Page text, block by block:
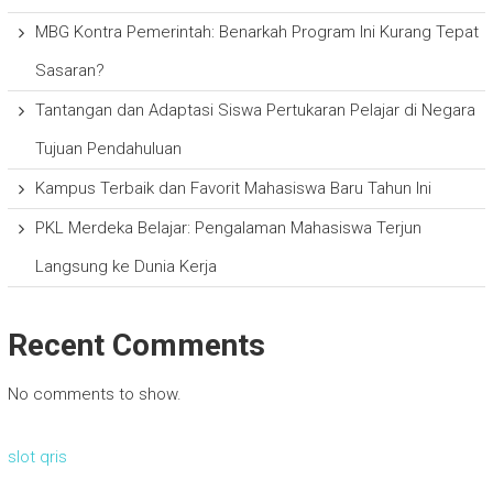
MBG Kontra Pemerintah: Benarkah Program Ini Kurang Tepat
Sasaran?
Tantangan dan Adaptasi Siswa Pertukaran Pelajar di Negara
Tujuan Pendahuluan
Kampus Terbaik dan Favorit Mahasiswa Baru Tahun Ini
PKL Merdeka Belajar: Pengalaman Mahasiswa Terjun
Langsung ke Dunia Kerja
Recent Comments
No comments to show.
slot qris